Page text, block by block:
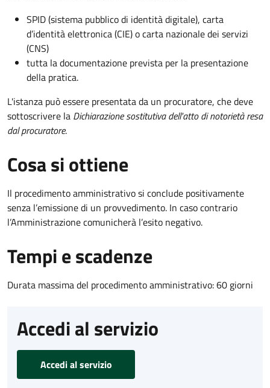
SPID (sistema pubblico di identità digitale), carta
d’identità elettronica (CIE) o carta nazionale dei servizi
(CNS)
tutta la documentazione prevista per la presentazione
della pratica.
L'istanza può essere presentata da un procuratore, che deve
sottoscrivere la Dichiarazione sostitutiva dell'atto di notorietà resa
dal procuratore.
Cosa si ottiene
Il procedimento amministrativo si conclude positivamente
senza l’emissione di un provvedimento. In caso contrario
l’Amministrazione comunicherà l’esito negativo.
Tempi e scadenze
Durata massima del procedimento amministrativo: 60 giorni
Accedi al servizio
Accedi al servizio